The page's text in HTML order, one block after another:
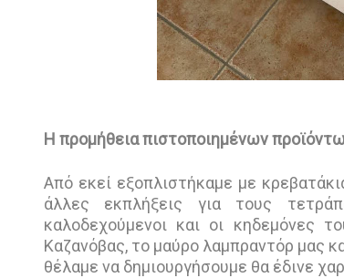
Η προμήθεια πιστοποιημένων
Από εκεί εξοπλιστήκαμε με
άλλες εκπλήξεις για τους
καλοδεχούμενοι και οι κηδεμόνες
Καζανόβας, το μαύρο λαμπραντόρ μας
θέλαμε να δημιουργήσουμε θα έδινε